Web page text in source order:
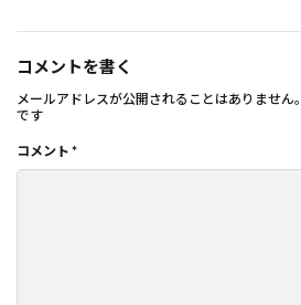
コメントを書く
メールアドレスが公開されることはありません。
です
コメント *